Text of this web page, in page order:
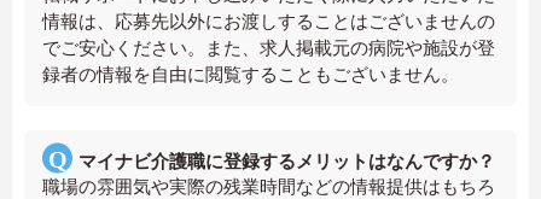
情報は、応募先以外にお渡しすることはございませんの
でご安心ください。また、求人掲載元の病院や施設が登
録者の情報を自由に閲覧することもございません。
マイナビ介護職に登録するメリットはなんですか？
職場の雰囲気や実際の残業時間などの情報提供はもちろ